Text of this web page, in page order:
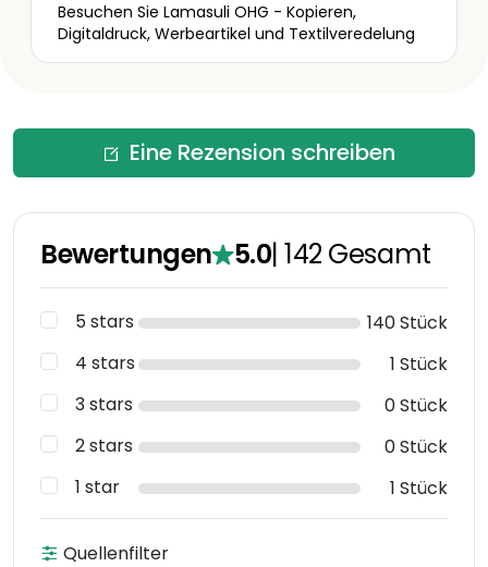
Besuchen Sie Lamasuli OHG - Kopieren,
Digitaldruck, Werbeartikel und Textilveredelung
Eine Rezension schreiben
Bewertungen 5.0|142 Gesamt
5 stars
140 Stück
4 stars
1 Stück
3 stars
0 Stück
2 stars
0 Stück
1 star
1 Stück
Quellenfilter